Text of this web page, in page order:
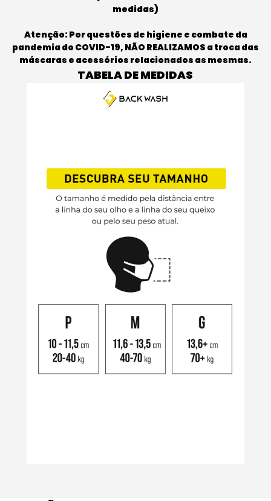
medidas)
Atenção: Por questões de higiene e combate da
pandemia do COVID-19, NÃO REALIZAMOS a troca das
máscaras e acessórios relacionados as mesmas.
TABELA DE MEDIDAS